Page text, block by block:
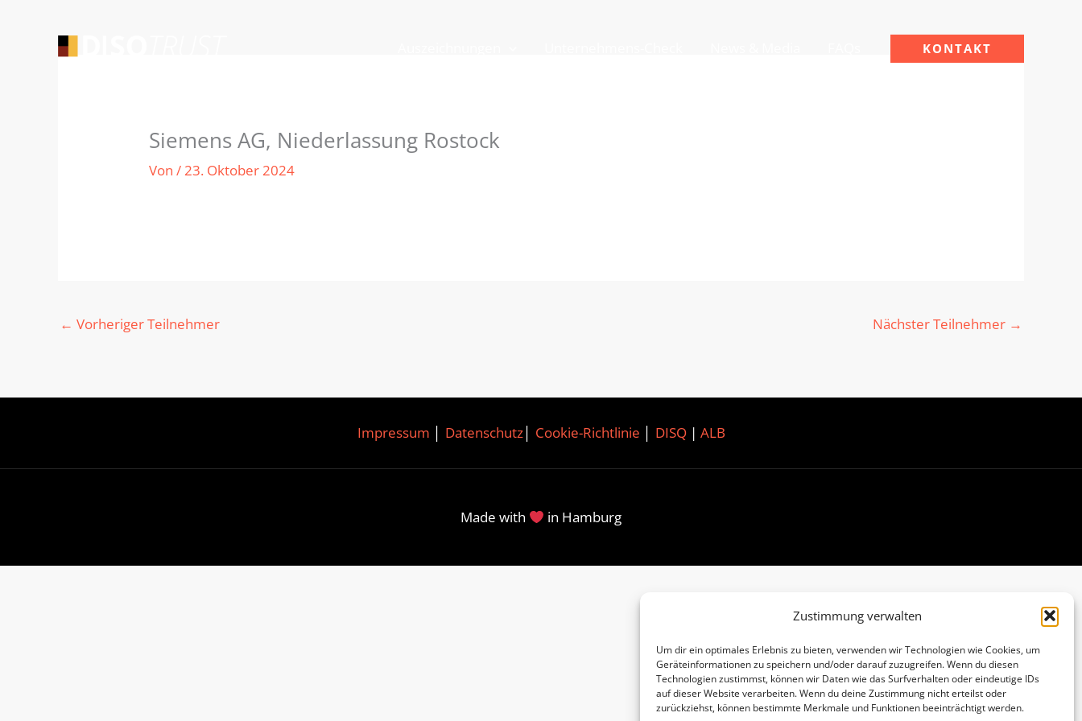
Zustimmung verwalten
Um dir ein optimales Erlebnis zu bieten, verwenden wir Technologien wie Cookies, um
Geräteinformationen zu speichern und/oder darauf zuzugreifen. Wenn du diesen
Technologien zustimmst, können wir Daten wie das Surfverhalten oder eindeutige IDs
auf dieser Website verarbeiten. Wenn du deine Zustimmung nicht erteilst oder
zurückziehst, können bestimmte Merkmale und Funktionen beeinträchtigt werden.
KONTAKT
Siemens AG, Niederlassung Rostock
Von/23. Oktober 2024
← Vorheriger Teilnehmer Nächster Teilnehmer →
Impressum Datenschutz│ Cookie-Richtlinie DISQ| ALB
Made with in Hamburg